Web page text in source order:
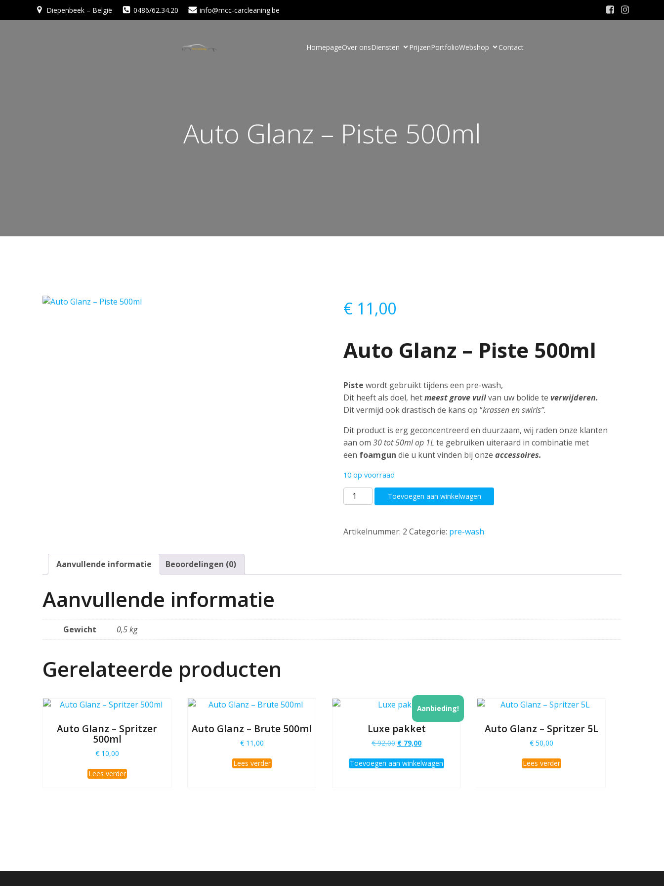
Diepenbeek – België 0486/62.34.20 info@mcc-carcleaning.be
HomepageOver onsDiensten PrijzenPortfolioWebshop Contact
Auto Glanz – Piste 500ml
€ 11,00
Auto Glanz – Piste 500ml
Piste wordt gebruikt tijdens een pre-wash,
Dit heeft als doel, hetmeest grove vuilvan uw bolide teverwijderen.
Dit vermijd ook drastisch de kans op “krassen en swirls”.
Dit product is erg geconcentreerd en duurzaam, wij raden onze klanten
aan om30 tot 50ml op 1L te gebruiken uiteraard in combinatie met
een foamgun die u kunt vinden bij onzeaccessoires.
10 op voorraad
Auto
Glanz
Piste
Toevoegen aan winkelwagen
Artikelnummer: 2 Categorie: pre-wash
Aanvullende informatie Beoordelingen (0)
Aanvullende informatie
Gewicht 0,5 kg
Gerelateerde producten
Auto Glanz – Spritzer
500ml
€10,00
Lees verder
Auto Glanz – Brute 500ml
€11,00
Lees verder
Aanbieding!
Luxe pakket
€92,00 Oorspronkelijke
was:
€ 79,00Huidige
is:
Toevoegen aan winkelwagen
Auto Glanz – Spritzer 5L
€50,00
Lees verder